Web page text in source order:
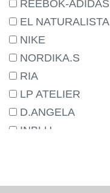
27-
28
29
29-
30
31
31M
REEBOK-ADIDAS
EL NATURALISTA
NIKE
NORDIKA.S
RIA
LP ATELIER
D.ANGELA
INBLU
CAMPER